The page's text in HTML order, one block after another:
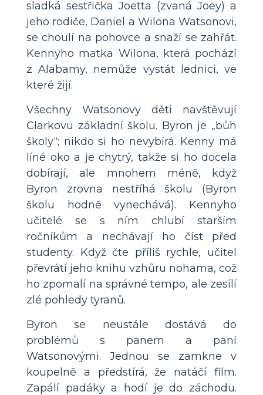
sladká sestřička Joetta (zvaná Joey) a
jeho rodiče, Daniel a Wilona Watsonovi,
se choulí na pohovce a snaží se zahřát.
Kennyho matka Wilona, která pochází
z Alabamy, nemůže vystát lednici, ve
které žijí.
Všechny Watsonovy děti navštěvují
Clarkovu základní školu. Byron je „bůh
školy“; nikdo si ho nevybírá. Kenny má
líné oko a je chytrý, takže si ho docela
dobírají, ale mnohem méně, když
Byron zrovna nestříhá školu (Byron
školu hodně vynechává). Kennyho
učitelé se s ním chlubí starším
ročníkům a nechávají ho číst před
studenty. Když čte příliš rychle, učitel
převrátí jeho knihu vzhůru nohama, což
ho zpomalí na správné tempo, ale zesílí
zlé pohledy tyranů.
Byron se neustále dostává do
problémů s panem a paní
Watsonovými. Jednou se zamkne v
koupelně a předstírá, že natáčí film.
Zapálí padáky a hodí je do záchodu.